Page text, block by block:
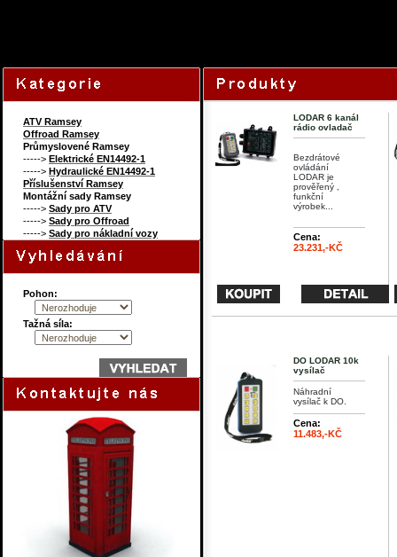
ATV Ramsey
Offroad Ramsey
Průmyslovené Ramsey
-----> Elektrické EN14492-1
-----> Hydraulické EN14492-1
Příslušenství Ramsey
Montážní sady Ramsey
-----> Sady pro ATV
-----> Sady pro Offroad
-----> Sady pro nákladní vozy
Pohon:
Tažná síla:
LODAR 6 kanál
rádio ovladač
Bezdrátové
ovládání
LODAR je
prověřený ,
funkční
výrobek...
Cena:
23.231,-KČ
DO LODAR 10k
vysílač
Náhradní
vysílač k DO.
Cena:
11.483,-KČ